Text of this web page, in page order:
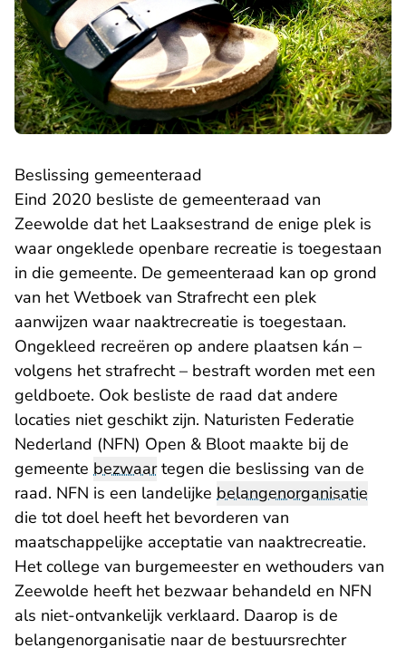
Beslissing gemeenteraad
Eind 2020 besliste de gemeenteraad van
Zeewolde dat het Laaksestrand de enige plek is
waar ongeklede openbare recreatie is toegestaan
in die gemeente. De gemeenteraad kan op grond
van het Wetboek van Strafrecht een plek
aanwijzen waar naaktrecreatie is toegestaan.
Ongekleed recreëren op andere plaatsen kán –
volgens het strafrecht – bestraft worden met een
geldboete. Ook besliste de raad dat andere
locaties niet geschikt zijn. Naturisten Federatie
Nederland (NFN) Open & Bloot maakte bij de
gemeente bezwaartegen die beslissing van de
raad. NFN is een landelijke belangenorganisatie
die tot doel heeft het bevorderen van
maatschappelijke acceptatie van naaktrecreatie.
Het college van burgemeester en wethouders van
Zeewolde heeft het bezwaar behandeld en NFN
als niet-ontvankelijk verklaard. Daarop is de
belangenorganisatie naar de bestuursrechter